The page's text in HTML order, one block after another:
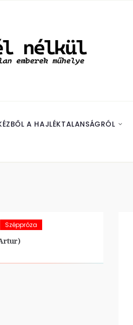
A HAJLÉKTALANSÁGRÓL
Széppróza